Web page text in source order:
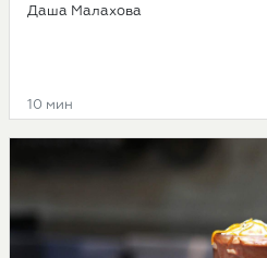
Даша Малахова
10 мин